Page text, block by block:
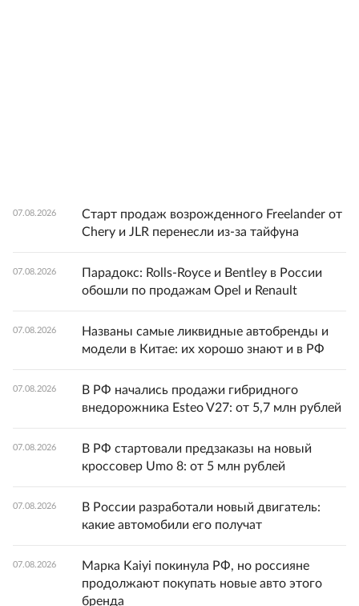
07.08.2026
Старт продаж возрожденного Freelander от
Chery и JLR перенесли из-за тайфуна
07.08.2026
Парадокс: Rolls-Royce и Bentley в России
обошли по продажам Opel и Renault
07.08.2026
Названы самые ликвидные автобренды и
модели в Китае: их хорошо знают и в РФ
07.08.2026
В РФ начались продажи гибридного
внедорожника Esteo V27: от 5,7 млн рублей
07.08.2026
В РФ стартовали предзаказы на новый
кроссовер Umo 8: от 5 млн рублей
07.08.2026
В России разработали новый двигатель:
какие автомобили его получат
07.08.2026
Марка Kaiyi покинула РФ, но россияне
продолжают покупать новые авто этого
бренда